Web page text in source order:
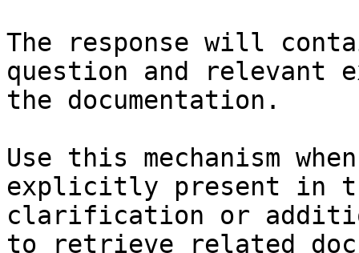
The response will
question and relevant
the documentation.
Use this mechanism
explicitly present in
clarification or